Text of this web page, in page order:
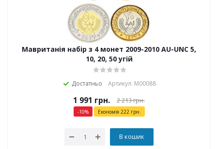
Мавританія набір з 4 монет 2009-2010 AU-UNC 5,
10, 20, 50 угій
Достатньо Артикул: М00088
1 991 грн. 2 213грн.
-10% Економія 222грн.
В кошик